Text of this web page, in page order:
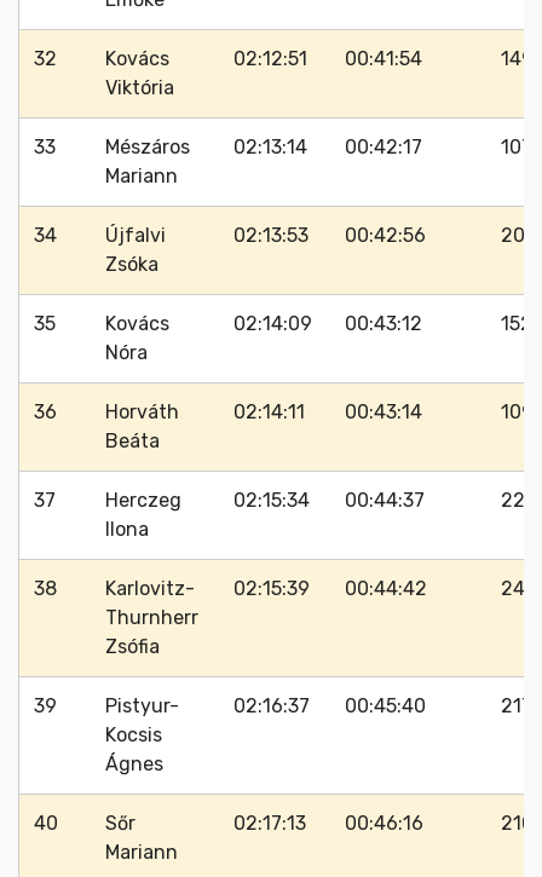
32
Kovács
Viktória
02:12:51 00:41:54 149
33
Mészáros
Mariann
02:13:14 00:42:17 107
34
Újfalvi
Zsóka
02:13:53 00:42:56 205
35
Kovács
Nóra
02:14:09 00:43:12 152
36
Horváth
Beáta
02:14:11 00:43:14 109
37
Herczeg
Ilona
02:15:34 00:44:37 226
38
Karlovitz-
Thurnherr
Zsófia
02:15:39 00:44:42 243
39
Pistyur-
Kocsis
Ágnes
02:16:37 00:45:40 217
40
Sőr
Mariann
02:17:13 00:46:16 210